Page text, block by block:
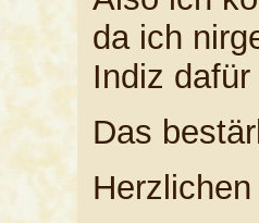
da ich
Indiz
Das